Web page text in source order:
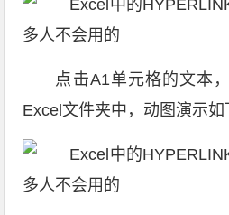
点击A1单元格的文本
Excel文件夹中，动图演示如